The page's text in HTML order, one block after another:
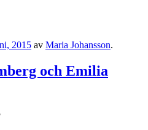
2015 av Maria Johansson.
och Emilia